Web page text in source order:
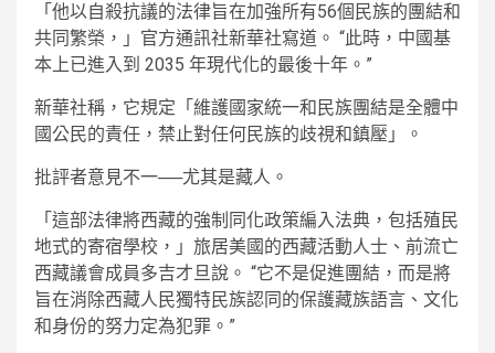
「他以自殺抗議的法律旨在加強所有56個民族的團結和
共同繁榮，」官方通訊社新華社寫道。 “此時，中國基
本上已進入到 2035 年現代化的最後十年。”
新華社稱，它規定「維護國家統一和民族團結是全體中
國公民的責任，禁止對任何民族的歧視和​​鎮壓」。
批評者意見不一──尤其是藏人。
「這部法律將西藏的強制同化政策編入法典，包括殖民
地式的寄宿學校，」旅居美國的西藏活動人士、前流亡
西藏議會成員多吉才旦說。 “它不是促進團結，而是將
旨在消除西藏人民獨特民族認同的保護藏族語言、文化
和身份的努力定為犯罪。”